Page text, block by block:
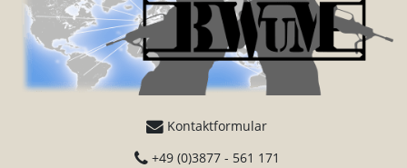
Kontaktformular
+49 (0)3877 - 561 171